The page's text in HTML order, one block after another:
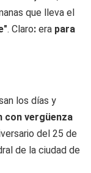
que lleva el
. Claro: era para
los días y
con vergüenza
del 25 de
de la ciudad de